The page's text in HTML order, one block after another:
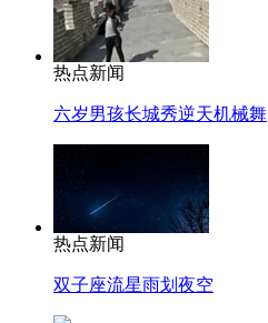
热点新闻
六岁男孩长城秀逆天机械舞
热点新闻
双子座流星雨划夜空